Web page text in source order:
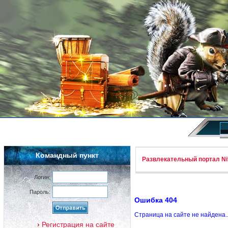
Командный пункт
Логин:
Пароль:
Регистрация на сайте
Развлекательный портал
Ошибка 404
Страница на сайте не